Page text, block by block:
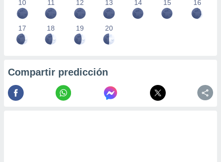
10 11 12 13 14 15 16
17 18 19 20
Compartir predicción